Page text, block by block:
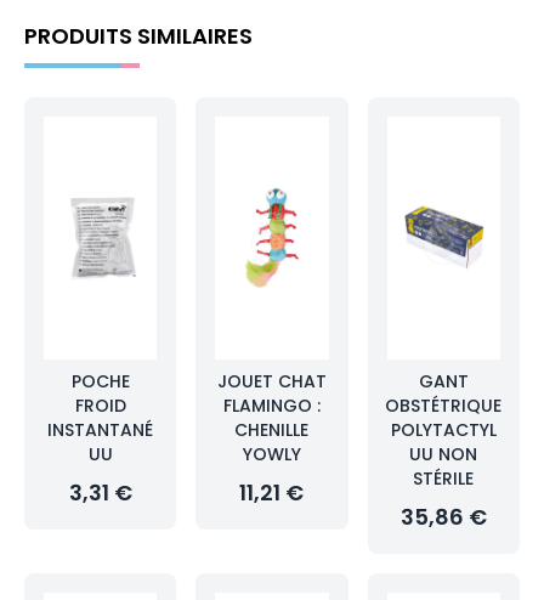
PRODUITS SIMILAIRES
POCHE
FROID
INSTANTANÉ
UU
3,31 €
JOUET CHAT
FLAMINGO :
CHENILLE
YOWLY
11,21 €
GANT
OBSTÉTRIQUE
POLYTACTYL
UU NON
STÉRILE
35,86 €